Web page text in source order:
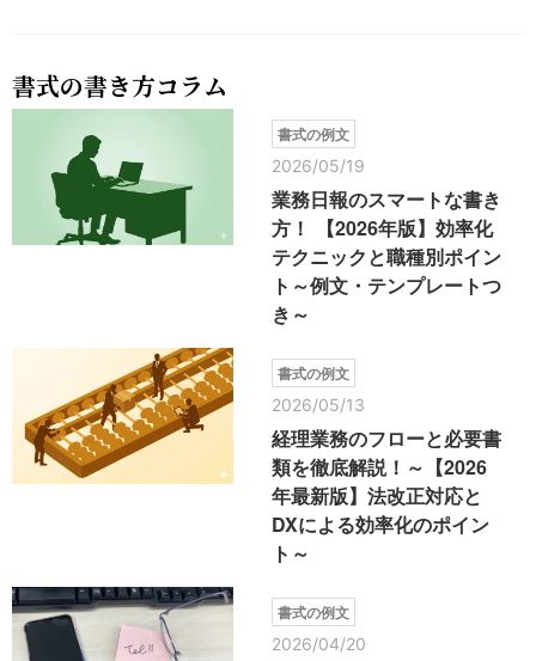
書式の書き方コラム
書式の例文
2026/05/19
業務日報のスマートな書き
方！ 【2026年版】効率化
テクニックと職種別ポイン
ト～例文・テンプレートつ
き～
書式の例文
2026/05/13
経理業務のフローと必要書
類を徹底解説！～【2026
年最新版】法改正対応と
DXによる効率化のポイン
ト～
書式の例文
2026/04/20